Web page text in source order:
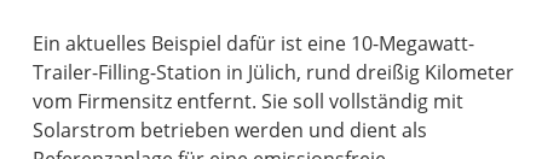
Ein aktuelles Beispiel dafür ist eine 10-Megawatt-
Trailer-Filling-Station in Jülich, rund dreißig Kilometer
vom Firmensitz entfernt. Sie soll vollständig mit
Solarstrom betrieben werden und dient als